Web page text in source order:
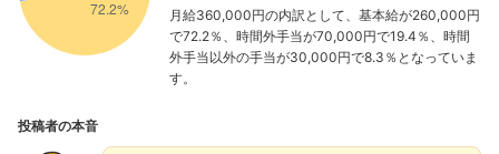
月給360,000円の内訳として、基本給が260,000円
で72.2％、時間外手当が70,000円で19.4％、時間
外手当以外の手当が30,000円で8.3％となっていま
す。
投稿者の本音